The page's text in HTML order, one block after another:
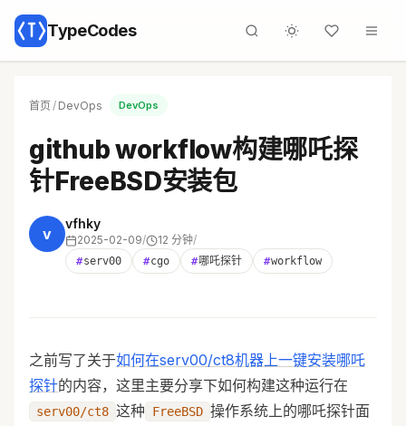
TypeCodes
首页 / DevOps DevOps
github workflow构建哪吒探
针FreeBSD安装包
v
vfhky
2025-02-09/ 12 分钟/
#serv00 #cgo #哪吒探针 #workflow
之前写了关于如何在serv00/ct8机器上一键安装哪吒
探针的内容，这里主要分享下如何构建这种运行在
serv00/ct8 这种 FreeBSD 操作系统上的哪吒探针面